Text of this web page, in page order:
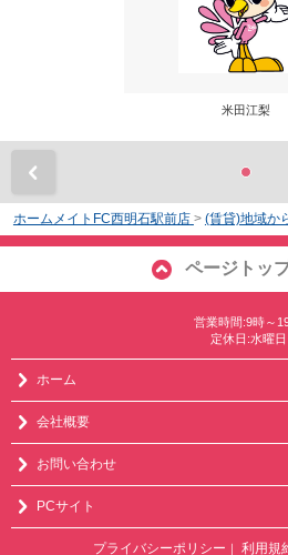
米田江梨
ホームメイトFC西明石駅前店 > (賃貸)地域か
ページトッ
営業時間:9時～
定休日:水曜日
ホーム
会社概要
お問い合わせ
PCサイト
プライバシーポリシー 利用規